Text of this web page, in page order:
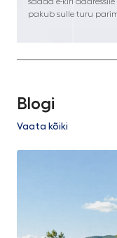
pakub sulle turu
Blogi
Vaata kõiki